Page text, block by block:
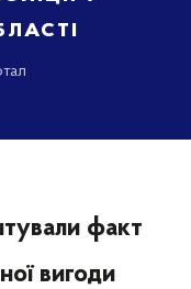
факт
вигоди